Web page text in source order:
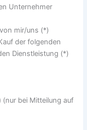
Unternehmer
mir/uns (*)
der folgenden
Dienstleistung (*)
bei Mitteilung auf